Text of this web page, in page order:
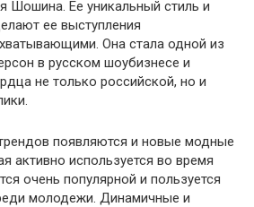
Шошина. Ее уникальный стиль и
ее выступления
Она стала одной из
в русском шоубизнесе и
не только российской, но и
появляются и новые модные
активно используется во время
очень популярной и пользуется
молодежи. Динамичные и